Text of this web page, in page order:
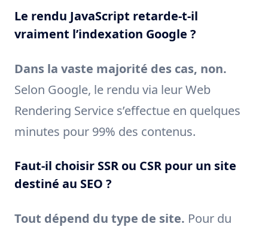
Le rendu JavaScript retarde-t-il
vraiment l’indexation Google ?
Dans la vaste majorité des cas, non.
Selon Google, le rendu via leur Web
Rendering Service s’effectue en quelques
minutes pour 99% des contenus.
Faut-il choisir SSR ou CSR pour un site
destiné au SEO ?
Tout dépend du type de site. Pour du